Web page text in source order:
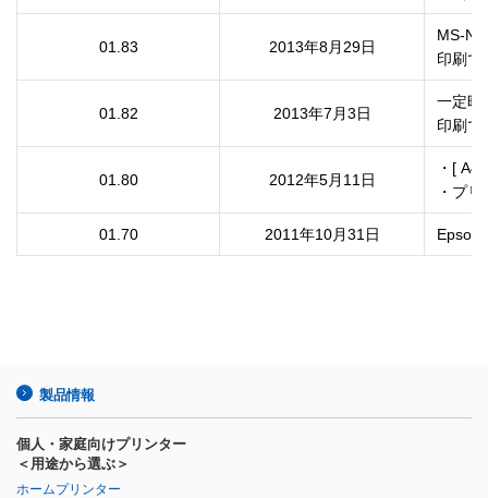
01.83 2013年8月29日
MS-
印刷で
01.82 2013年7月3日
一定時
印刷で
01.80 2012年5月11日
・[
01.70 2011年10月31日 Epson
製品情報
個人・家庭向けプリンター
＜用途から選ぶ＞
ホームプリンター